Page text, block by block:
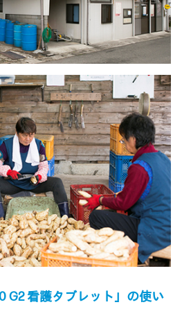
G2 看護タブレット」の使い